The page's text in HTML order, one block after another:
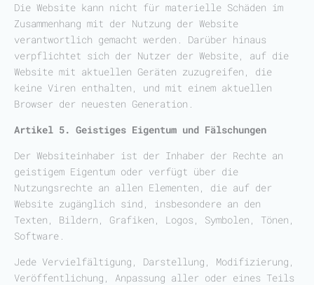
Die Website kann nicht für materielle Schäden im
Zusammenhang mit der Nutzung der Website
verantwortlich gemacht werden. Darüber hinaus
verpflichtet sich der Nutzer der Website, auf die
Website mit aktuellen Geräten zuzugreifen, die
keine Viren enthalten, und mit einem aktuellen
Browser der neuesten Generation.
Artikel 5. Geistiges Eigentum und Fälschungen
Der Websiteinhaber ist der Inhaber der Rechte an
geistigem Eigentum oder verfügt über die
Nutzungsrechte an allen Elementen, die auf der
Website zugänglich sind, insbesondere an den
Texten, Bildern, Grafiken, Logos, Symbolen, Tönen,
Software.
Jede Vervielfältigung, Darstellung, Modifizierung,
Veröffentlichung, Anpassung aller oder eines Teils